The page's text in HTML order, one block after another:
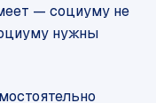
— социуму не
нужны